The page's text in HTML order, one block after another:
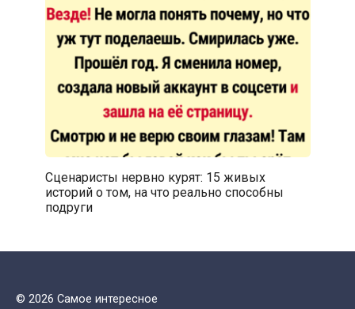
Сценаристы нервно курят: 15 живых
историй о том, на что реально способны
подруги
© 2026 Самое интересное